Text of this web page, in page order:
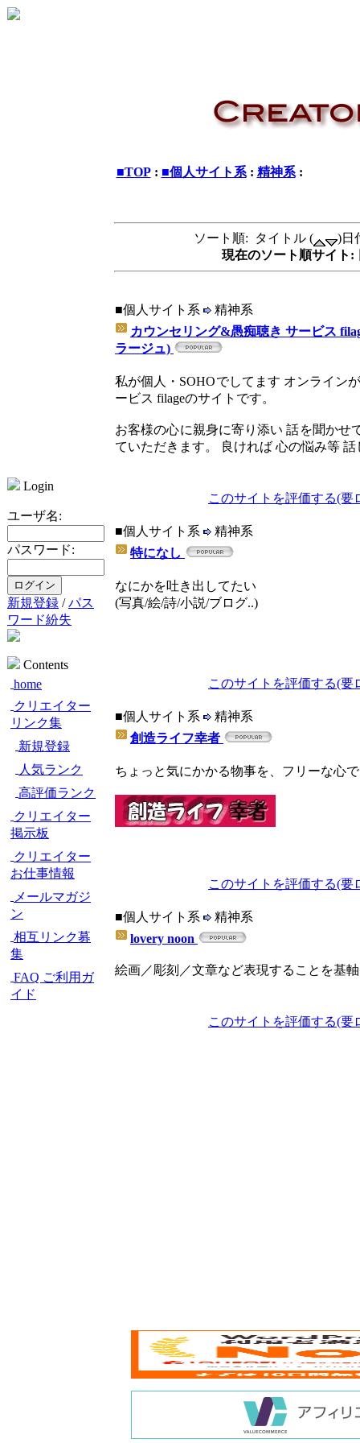
Login
ユーザ名:
パスワード:
新規登録 /パス
ワード紛失
Contents
home
クリエイター
リンク集
新規登録
人気ランク
高評価ランク
クリエイター
掲示板
クリエイター
お仕事情報
メールマガジ
ン
相互リンク募
集
FAQ ご利用ガ
イド
■TOP: ■個人サイト系: 精神系:
ソート順: タイトル (
)日
現在のソート順サイト:
■個人サイト系
精神系
カウンセリング&愚痴聴き サービス
ラージュ)
私が個人・SOHOでしてます オンライン
ービス filageのサイトです。
お客様の心に親身に寄り添い 話を聞かせ
ていただきます。 良ければ 心の悩み等
このサイトを評価する(要
■個人サイト系
精神系
特になし
なにかを吐き出してたい
(写真/絵/詩/小説/ブログ..)
このサイトを評価する(要
■個人サイト系
精神系
創造ライフ幸者
ちょっと気にかかる物事を、フリーな心
このサイトを評価する(要
■個人サイト系
精神系
lovery noon
絵画／彫刻／文章など表現することを基
このサイトを評価する(要